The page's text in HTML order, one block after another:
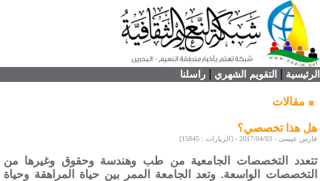
الرئيسية التقويم الشهري راسلنا
مقالات
هل هذا تخصصي؟
فارس عيسى - 2017/04/03 - [الزيارات : 15845]
تتعدد التخصصات الجامعية من طب وهندسة وحقوق وغيرها من
التخصصات الواسعة. وتعد الجامعة الممر بين حياة المراهقة وحياة